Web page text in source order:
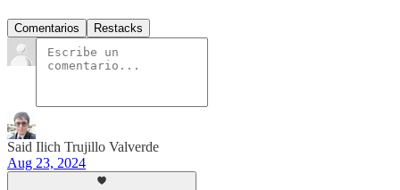
Comentarios Restacks
Said Ilich Trujillo Valverde
Aug 23, 2024